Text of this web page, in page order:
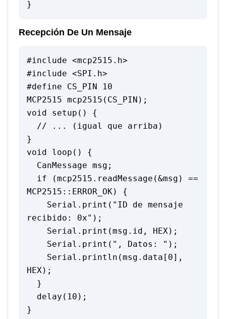
}
Recepción De Un Mensaje
#include <mcp2515.h>
#include <SPI.h>
#define CS_PIN 10
MCP2515 mcp2515(CS_PIN);
void setup() {
}
void loop() {
MCP2515::ERROR_OK) {
recibido: 0x");
HEX);
}